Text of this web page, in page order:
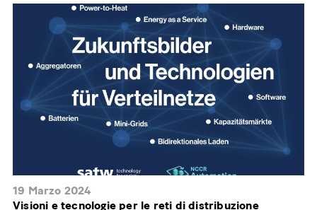
19 Marzo 2024
Visioni e tecnologie per le reti di distribuzione